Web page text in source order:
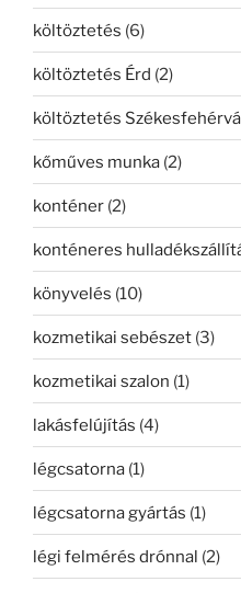
költöztetés (6)
költöztetés Érd (2)
költöztetés
kőműves munka (2)
konténer (2)
konténeres
könyvelés (10)
kozmetikai sebészet (3)
kozmetikai szalon (1)
lakásfelújítás (4)
légcsatorna (1)
légcsatorna gyártás (1)
légi felmérés drónnal (2)